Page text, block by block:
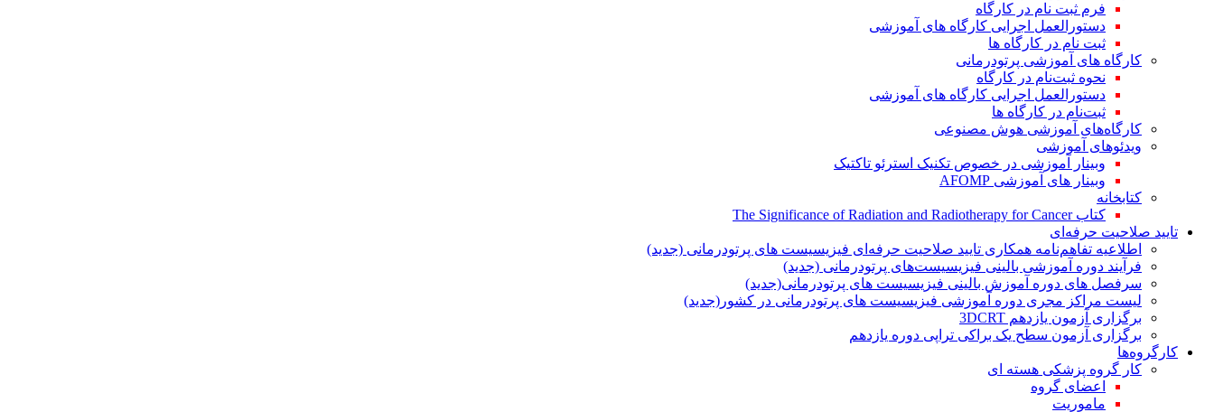
فرم ثبت نام در کارگاه
دستورالعمل اجرایی کارگاه های آموزشی
ثبت نام در کارگاه ها
کارگاه های آموزشی پرتودرمانی
نحوه ثبت‌نام در کارگاه
دستورالعمل اجرایی کارگاه های آموزشی
ثبت‌نام در کارگاه ها
کارگاه‌های آموزشی هوش مصنوعی
ویدئوهای آموزشی
وبینار آموزشی در خصوص تکنیک استرئو تاکتیک
وبینار های آموزشی AFOMP
کتابخانه
کتاب The Significance of Radiation and Radiotherapy for Cancer
تایید صلاحیت حرفه‌ای
اطلاعیه تفاهم‌نامه همکاری تایید صلاحیت حرفه‌ای فیزیسیست های پرتودرمانی (جدید)
فرآیند دوره آموزشی بالینی فیزیسیست‌های پرتودرمانی (جدید)
سرفصل های دوره آموزش بالینی فیزیسیست های پرتودرمانی(جدید)
لیست مراکز مجری دوره آموزشی فیزیسیست های پرتودرمانی در کشور(جدید)
برگزاری آزمون یازدهم 3DCRT
برگزاری آزمون سطح یک براکی تراپی دوره یازدهم
کارگروه‌ها
کار گروه پزشکی هسته ای
اعضای گروه
ماموریت